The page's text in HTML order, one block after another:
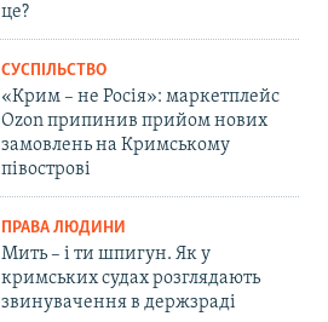
це?
СУСПІЛЬСТВО
«Крим – не Росія»: маркетплейс
Ozon припинив прийом нових
замовлень на Кримському
півострові
ПРАВА ЛЮДИНИ
Мить – і ти шпигун. Як у
кримських судах розглядають
звинувачення в держзраді